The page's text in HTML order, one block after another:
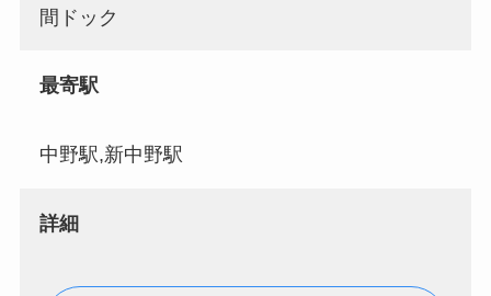
間ドック
最寄駅
中野駅,新中野駅
詳細